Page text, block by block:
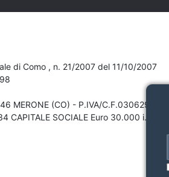
di Como , n. 21/2007 del 11/10/2007
MERONE (CO) - P.IVA/C.F.03062910132
SOCIALE Euro 30.000 i.v.